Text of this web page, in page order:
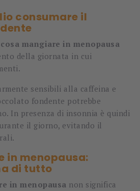
consumare il
cosa mangiare in menopausa
della giornata in cui
sensibili alla caffeina e
fondente potrebbe
In presenza di insonnia è quindi
il giorno, evitando il
in menopausa:
di tutto
in menopausa non significa